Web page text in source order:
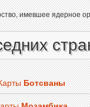
имевшее ядерное
Ботсваны